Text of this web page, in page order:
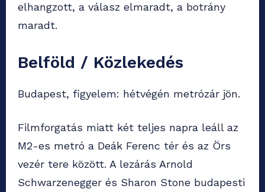
elhangzott, a válasz elmaradt, a botrány
maradt.
Belföld / Közlekedés
Budapest, figyelem: hétvégén metrózár jön.
Filmforgatás miatt két teljes napra leáll az
M2-es metró a Deák Ferenc tér és az Örs
vezér tere között. A lezárás Arnold
Schwarzenegger és Sharon Stone budapesti